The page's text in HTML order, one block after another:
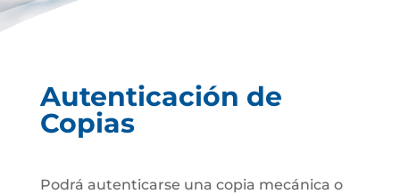
Autenticación de
Copias
Podrá autenticarse una copia mecánica o